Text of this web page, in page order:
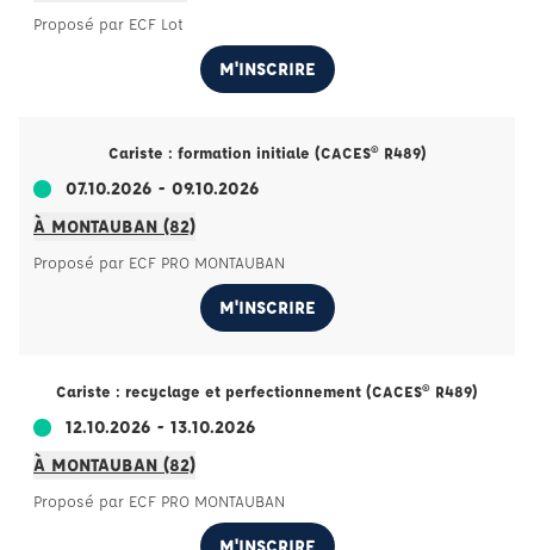
Proposé par ECF Lot
M'INSCRIRE
Cariste : formation initiale (CACES® R489)
07.10.2026 - 09.10.2026
À MONTAUBAN (82)
Proposé par ECF PRO MONTAUBAN
M'INSCRIRE
Cariste : recyclage et perfectionnement (CACES® R489)
12.10.2026 - 13.10.2026
À MONTAUBAN (82)
Proposé par ECF PRO MONTAUBAN